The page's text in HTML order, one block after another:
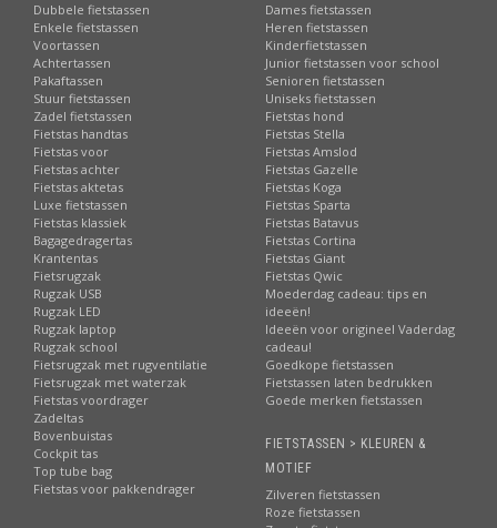
Dubbele fietstassen
Enkele fietstassen
Voortassen
Achtertassen
Pakaftassen
Stuur fietstassen
Zadel fietstassen
Fietstas handtas
Fietstas voor
Fietstas achter
Fietstas aktetas
Luxe fietstassen
Fietstas klassiek
Bagagedragertas
Krantentas
Fietsrugzak
Rugzak USB
Rugzak LED
Rugzak laptop
Rugzak school
Fietsrugzak met rugventilatie
Fietsrugzak met waterzak
Fietstas voordrager
Zadeltas
Bovenbuistas
Cockpit tas
Top tube bag
Fietstas voor pakkendrager
Dames fietstassen
Heren fietstassen
Kinderfietstassen
Junior fietstassen voor school
Senioren fietstassen
Uniseks fietstassen
Fietstas hond
Fietstas Stella
Fietstas Amslod
Fietstas Gazelle
Fietstas Koga
Fietstas Sparta
Fietstas Batavus
Fietstas Cortina
Fietstas Giant
Fietstas Qwic
Moederdag cadeau: tips en
ideeën!
Ideeën voor origineel Vaderdag
cadeau!
Goedkope fietstassen
Fietstassen laten bedrukken
Goede merken fietstassen
FIETSTASSEN > KLEUREN &
MOTIEF
Zilveren fietstassen
Roze fietstassen